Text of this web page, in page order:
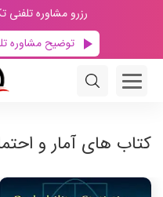
رزرو مشاوره
توضیح مشاوره
کتاب های آمار و